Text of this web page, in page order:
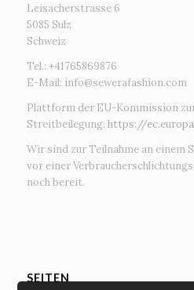
Leisacherstrasse 6
5085 Sulz
Schweiz
Tel.: +41765869876
E-Mail: info@sewerafashion.com
Plattform der EU-Kommission
Streitbeilegung: https://
Wir sind zur Teilnahme an einem
vor einer
noch bereit.
SEITEN